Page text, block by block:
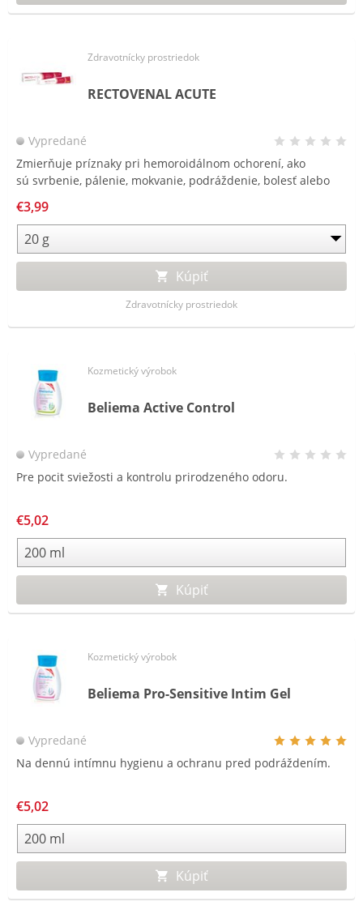
Zdravotnícky prostriedok
RECTOVENAL ACUTE
Vypredané
Zmierňuje príznaky pri hemoroidálnom ochorení, ako
sú svrbenie, pálenie, mokvanie, podráždenie, bolesť alebo
€3,99
Kúpiť
Zdravotnícky prostriedok
Kozmetický výrobok
Beliema Active Control
Vypredané
Pre pocit sviežosti a kontrolu prirodzeného odoru.
€5,02
Kúpiť
Kozmetický výrobok
Beliema Pro-Sensitive Intim Gel
Vypredané
Na dennú intímnu hygienu a ochranu pred podráždením.
€5,02
Kúpiť